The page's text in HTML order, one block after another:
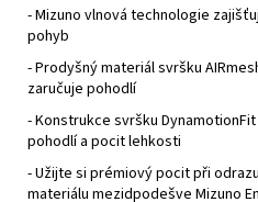
- Mizuno vlnová technologie
pohyb
- Prodyšný materiál svršku
zaručuje pohodlí
- Konstrukce svršku
pohodlí a pocit lehkosti
- Užijte si prémiový pocit při
materiálu mezidpodešve Mizuno